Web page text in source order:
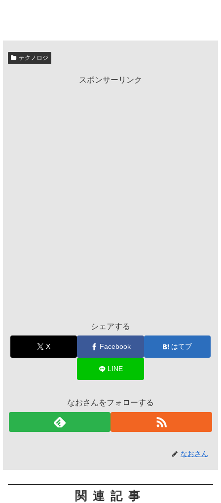
テクノロジ
スポンサーリンク
シェアする
X Facebook はてブ
LINE
なおさんをフォローする
なおさん
関連記事